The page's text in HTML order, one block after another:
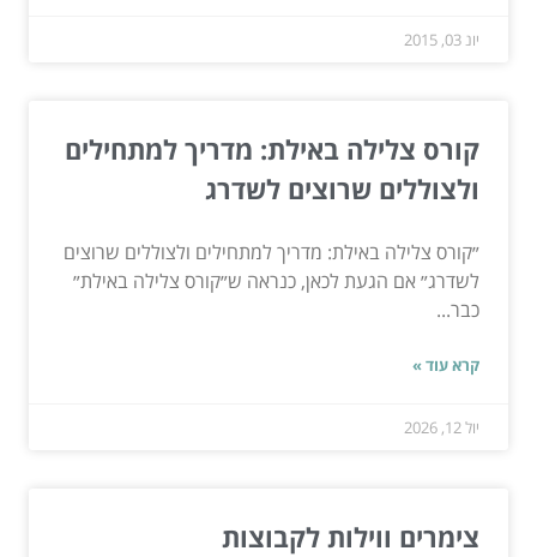
יונ 03, 2015
קורס צלילה באילת: מדריך למתחילים
ולצוללים שרוצים לשדרג
״קורס צלילה באילת: מדריך למתחילים ולצוללים שרוצים
לשדרג״ אם הגעת לכאן, כנראה ש״קורס צלילה באילת״
כבר...
קרא עוד »
יול 12, 2026
צימרים ווילות לקבוצות